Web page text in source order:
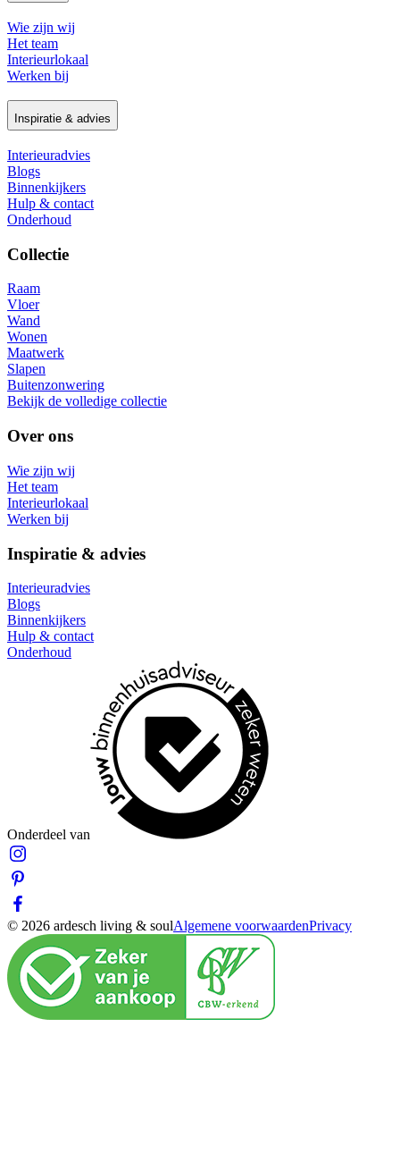
Wie zijn wij
Het team
Interieurlokaal
Werken bij
Inspiratie & advies
Interieuradvies
Blogs
Binnenkijkers
Hulp & contact
Onderhoud
Collectie
Raam
Vloer
Wand
Wonen
Maatwerk
Slapen
Buitenzonwering
Bekijk de volledige collectie
Over ons
Wie zijn wij
Het team
Interieurlokaal
Werken bij
Inspiratie & advies
Interieuradvies
Blogs
Binnenkijkers
Hulp & contact
Onderhoud
Onderdeel van
© 2026 ardesch living & soulAlgemene voorwaardenPrivacy